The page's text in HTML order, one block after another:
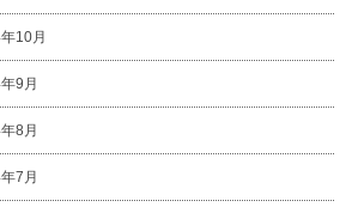
10月
9月
8月
7月